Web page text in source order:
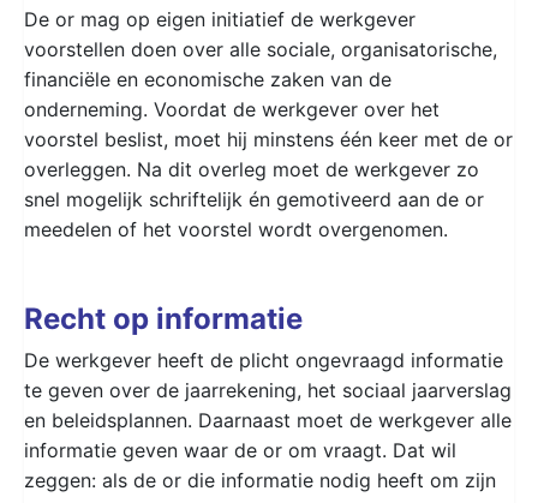
De or mag op eigen initiatief de werkgever
voorstellen doen over alle sociale, organisatorische,
financiële en economische zaken van de
onderneming. Voordat de werkgever over het
voorstel beslist, moet hij minstens één keer met de or
overleggen. Na dit overleg moet de werkgever zo
snel mogelijk schriftelijk én gemotiveerd aan de or
meedelen of het voorstel wordt overgenomen.
Recht op informatie
De werkgever heeft de plicht ongevraagd informatie
te geven over de jaarrekening, het sociaal jaarverslag
en beleidsplannen. Daarnaast moet de werkgever alle
informatie geven waar de or om vraagt. Dat wil
zeggen: als de or die informatie nodig heeft om zijn